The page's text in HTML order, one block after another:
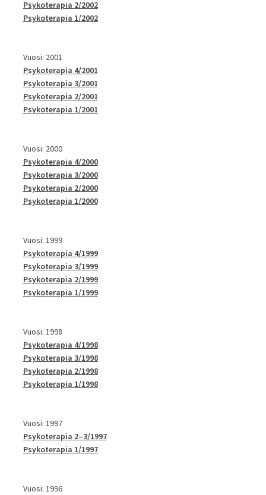
Psykoterapia 2/2002
Psykoterapia 1/2002
Vuosi: 2001
Psykoterapia 4/2001
Psykoterapia 3/2001
Psykoterapia 2/2001
Psykoterapia 1/2001
Vuosi: 2000
Psykoterapia 4/2000
Psykoterapia 3/2000
Psykoterapia 2/2000
Psykoterapia 1/2000
Vuosi: 1999
Psykoterapia 4/1999
Psykoterapia 3/1999
Psykoterapia 2/1999
Psykoterapia 1/1999
Vuosi: 1998
Psykoterapia 4/1998
Psykoterapia 3/1998
Psykoterapia 2/1998
Psykoterapia 1/1998
Vuosi: 1997
Psykoterapia 2–3/1997
Psykoterapia 1/1997
Vuosi: 1996